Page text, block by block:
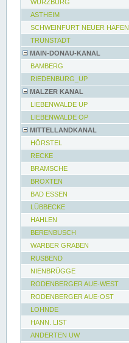
WÜRZBURG
ASTHEIM
SCHWEINFURT NEUER HAFEN
TRUNSTADT
MAIN-DONAU-KANAL
BAMBERG
RIEDENBURG_UP
MALZER KANAL
LIEBENWALDE UP
LIEBENWALDE OP
MITTELLANDKANAL
HÖRSTEL
RECKE
BRAMSCHE
BROXTEN
BAD ESSEN
LÜBBECKE
HAHLEN
BERENBUSCH
WARBER GRABEN
RUSBEND
NIENBRÜGGE
RODENBERGER AUE-WEST
RODENBERGER AUE-OST
LOHNDE
HANN. LIST
ANDERTEN UW